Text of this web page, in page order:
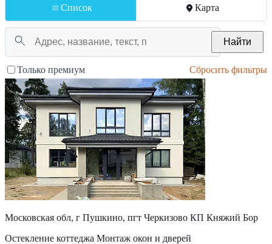
Найти
Только премиум Сбросить фильтры
Список Карта
Московская обл, г Пушкино, пгт Черкизово КП Княжий Бор
Остекление коттеджа Монтаж окон и дверей